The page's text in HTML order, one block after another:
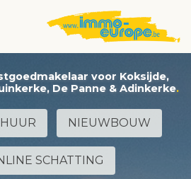
voor Koksijde,
De Panne & Adinkerke
NIEUWBOUW
SCHATTING